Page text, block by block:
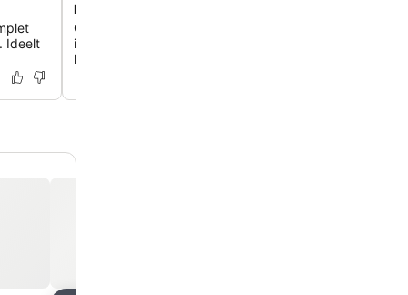
Ideelt
Moderne og rent design overalt
Oplev et moderne og pletfrit miljø, lige fra de velholdte
indbydende receptionsområder, der sikrer dig et
komfortabelt ophold.